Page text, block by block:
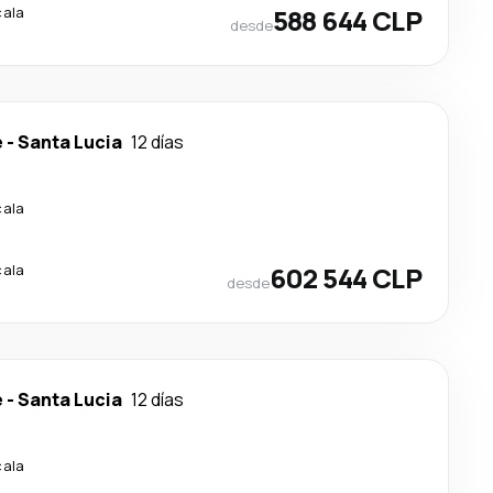
desde588 644 CLP
-Santa Lucia 12 días
desde602 544 CLP
-Santa Lucia 12 días